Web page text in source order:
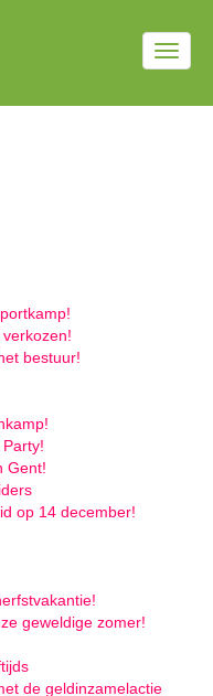
bestuur!
Gent!
op 14 december!
geweldige zomer!
de geldinzamelactie